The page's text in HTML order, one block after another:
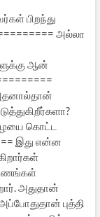
பிறந்து
அல்லா
ஆன்
கொட்ட
இது என்ன
அதுதான்
புத்தி